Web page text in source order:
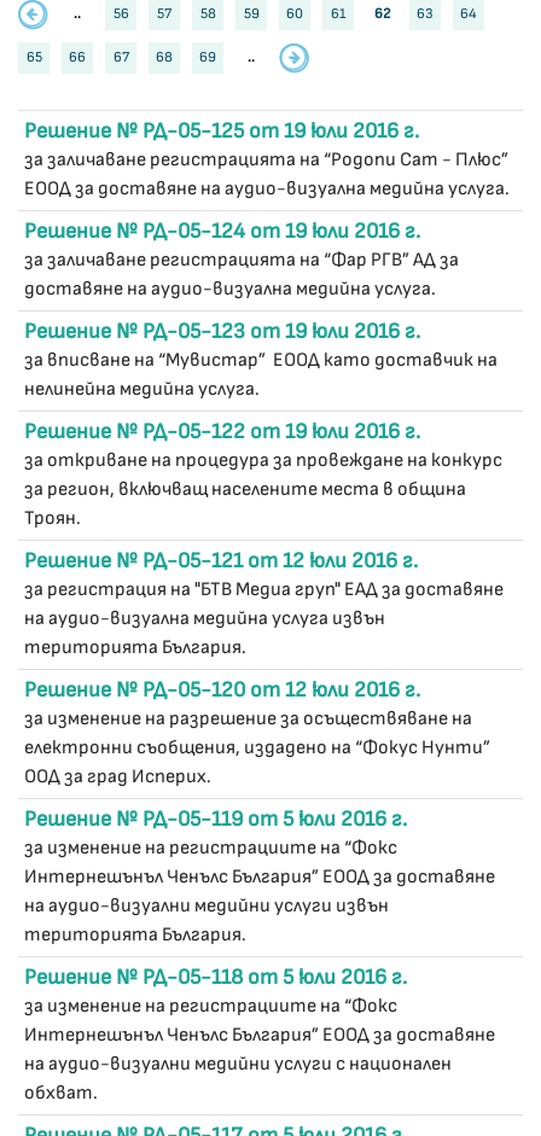
.. 56 57 58 59 60 61 62 63 64
65 66 67 68 69 ..
Решение № РД-05-125 от 19 юли 2016 г.
за заличаване регистрацията на “Родопи Сат - Плюс”
ЕООД за доставяне на аудио-визуална медийна услуга.
Решение № РД-05-124 от 19 юли 2016 г.
за заличаване регистрацията на “Фар РГВ” АД за
доставяне на аудио-визуална медийна услуга.
Решение № РД-05-123 от 19 юли 2016 г.
за вписване на “Мувистар” ЕООД като доставчик на
нелинейна медийна услуга.
Решение № РД-05-122 от 19 юли 2016 г.
за откриване на процедура за провеждане на конкурс
за регион, включващ населените места в община
Троян.
Решение № РД-05-121 от 12 юли 2016 г.
за регистрация на "БТВ Медиа груп" ЕАД за доставяне
на аудио-визуална медийна услуга извън
територията България.
Решение № РД-05-120 от 12 юли 2016 г.
за изменение на разрешение за осъществяване на
електронни съобщения, издадено на “Фокус Нунти”
ООД за град Исперих.
Решение № РД-05-119 от 5 юли 2016 г.
за изменение на регистрациите на “Фокс
Интернешънъл Ченълс България” ЕООД за доставяне
на аудио-визуални медийни услуги извън
територията България.
Решение № РД-05-118 от 5 юли 2016 г.
за изменение на регистрациите на “Фокс
Интернешънъл Ченълс България” ЕООД за доставяне
на аудио-визуални медийни услуги с национален
обхват.